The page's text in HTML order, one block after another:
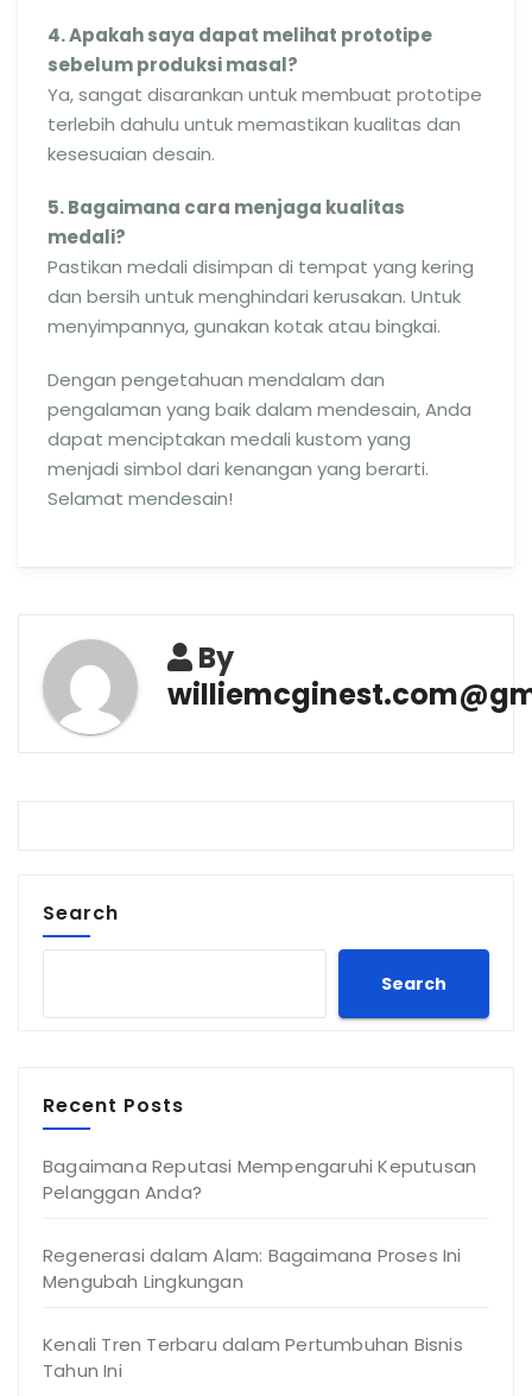
4. Apakah saya dapat melihat prototipe
sebelum produksi masal?
Ya, sangat disarankan untuk membuat prototipe
terlebih dahulu untuk memastikan kualitas dan
kesesuaian desain.
5. Bagaimana cara menjaga kualitas
medali?
Pastikan medali disimpan di tempat yang kering
dan bersih untuk menghindari kerusakan. Untuk
menyimpannya, gunakan kotak atau bingkai.
Dengan pengetahuan mendalam dan
pengalaman yang baik dalam mendesain, Anda
dapat menciptakan medali kustom yang
menjadi simbol dari kenangan yang berarti.
Selamat mendesain!
By
Search
Search
Recent Posts
Bagaimana Reputasi Mempengaruhi Keputusan
Pelanggan Anda?
Regenerasi dalam Alam: Bagaimana Proses Ini
Mengubah Lingkungan
Kenali Tren Terbaru dalam Pertumbuhan Bisnis
Tahun Ini